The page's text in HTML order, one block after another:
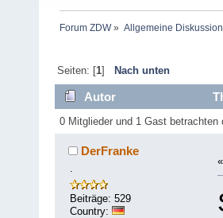
Forum ZDW» Allgemeine
Seiten: [1] Nach unten
Autor
0 Mitglieder und 1 Gast betrachten
DerFranke
Beiträge: 529
Country:
«